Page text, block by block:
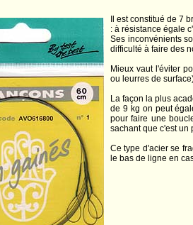
Il est constitué de 7
: à résistance égale
Ses inconvénients
difficulté à faire des
Mieux vaut l'éviter
ou leurres de
La façon la plus
de 9 kg on peut
pour faire une
sachant que c'est un
Ce type d'acier se
le bas de ligne en